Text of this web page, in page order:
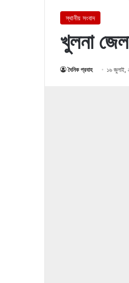
স্থানীয় সংবাদ
খুলনা
দৈনিক প্রবাহ ১৬ জুলাই,